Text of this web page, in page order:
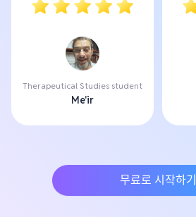
Therapeutical Studies student
Me'ir
무료로 시작하기